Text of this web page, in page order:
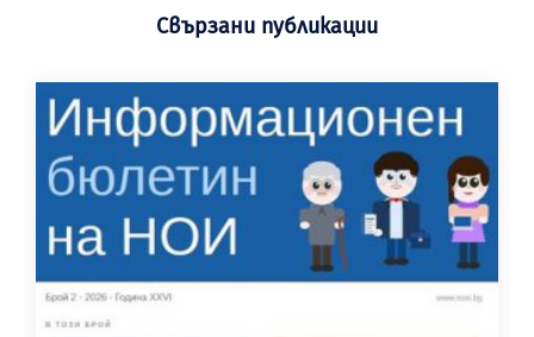
Свързани публикации